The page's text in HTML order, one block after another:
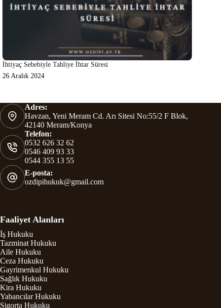
İhtiyaç Sebebiyle Tahliye İhtar Süresi
26 Aralık 2024
Adres:
Havzan, Yeni Meram Cd. Arı Sitesi No:55/2 F Blok,
42140 Meram/Konya
Telefon:
0532 626 32 62
0546 409 93 33
0544 355 13 55
E-posta:
ozdipihukuk@gmail.com
Faaliyet Alanları
İş Hukuku
Tazminat Hukuku
Aile Hukuku
Ceza Hukuku
Gayrimenkul Hukuku
Sağlık Hukuku
Kira Hukuku
Yabancılar Hukuku
Sigorta Hukuku